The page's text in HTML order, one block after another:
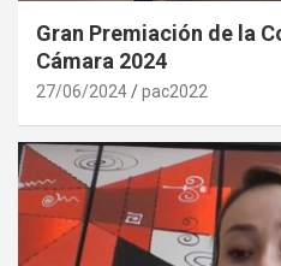
Gran Premiación de la
Cámara 2024
27/06/2024 pac2022